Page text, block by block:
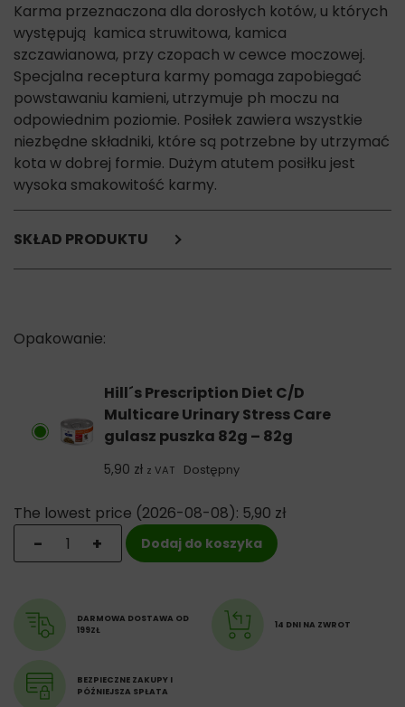
Karma przeznaczona dla dorosłych kotów, u których
występują kamica struwitowa, kamica
szczawianowa, przy czopach w cewce moczowej.
Specjalna receptura karmy pomaga zapobiegać
powstawaniu kamieni, utrzymuje ph moczu na
odpowiednim poziomie. Posiłek zawiera wszystkie
niezbędne składniki, które są potrzebne by utrzymać
kota w dobrej formie. Dużym atutem posiłku jest
wysoka smakowitość karmy.
SKŁAD PRODUKTU
skrobia kukurydziana,
minerały,
tłuszcz zwierzęcy,
sproszkowany szpinak,
tauryna,
witaminy,
hydrolizat białka mleka,
Hill´s Prescription Diet C/D
Multicare Urinary Stress Care
gulasz puszka 82g – 82g
5,90 zł z VAT Dostępny
The lowest price (2026-08-08): 5,90 zł
ilość Hill´s Prescription Diet C/D Multicare Urinary
+
- Dodaj do koszyka
DARMOWA DOSTAWA OD
199ZŁ
14 DNI NA ZWROT
BEZPIECZNE ZAKUPY I
PÓŹNIEJSZA SPŁATA